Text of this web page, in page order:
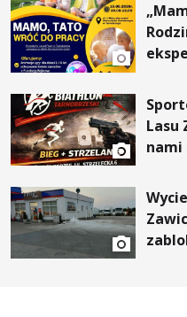
Lasu
nami